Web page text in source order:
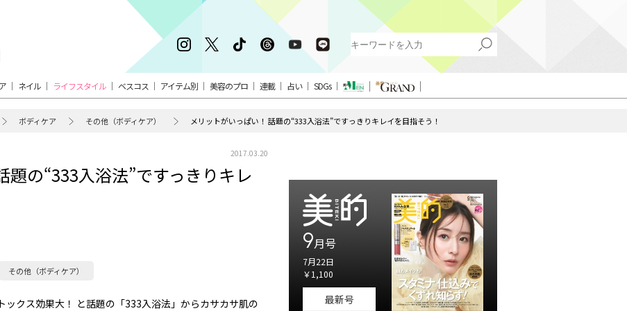
ネイル ライフスタイル ベスコス アイテム別 美容のプロ 連載 占い SDGs
ボディケア その他（ボディケア） メリットがいっぱい！ 話題の“333入浴法”ですっきりキレイを目指そう！
2017.03.20
題の“333入浴法”ですっきりキレ
その他（ボディケア）
ックス効果大！ と話題の「333入浴法」からカサカサ肌の
9月号
7月22日
￥1,100
最新号